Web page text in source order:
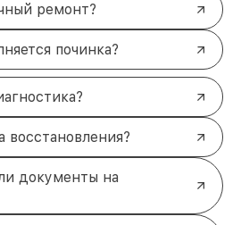
ремонт?
починка?
восстановления?
документы на